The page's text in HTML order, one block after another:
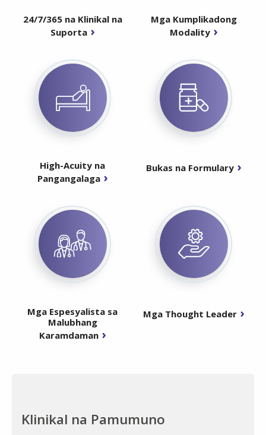
24/7/365 na Klinikal na
Suporta
Mga Kumplikadong
Modality
High-Acuity na
Pangangalaga
Bukas na Formulary
Mga Espesyalista sa
Malubhang
Karamdaman
Mga Thought Leader
Klinikal na Pamumuno